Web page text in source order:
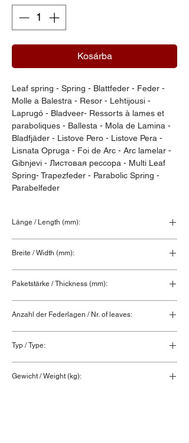
Kosárba
Leaf spring - Spring - Blattfeder - Feder -
Molle a Balestra - Resor - Lehtijousi -
Laprugó - Bladveer- Ressorts à lames et
paraboliques - Ballesta - Mola de Lamina -
Bladfjäder - Listove Pero - Listove Pera -
Lisnata Opruga - Foi de Arc - Arc lamelar -
Gibnjevi - Листовая рессора - Multi Leaf
Spring- Trapezfeder - Parabolic Spring -
Parabelfeder
Länge / Length (mm):
Breite / Width (mm):
Paketstärke / Thickness (mm):
Anzahl der Federlagen / Nr. of leaves:
Typ / Type:
Gewicht / Weight (kg):